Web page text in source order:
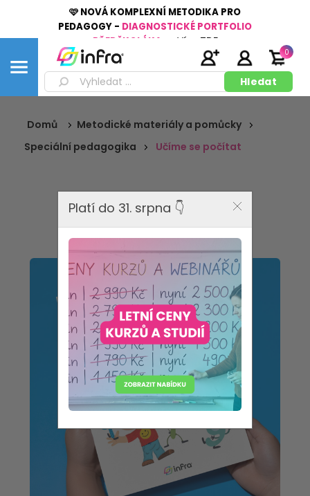
🩷 NOVÁ KOMPLEXNÍ METODIKA PRO
PEDAGOGY - DIAGNOSTICKÉ PORTFOLIO
PŘEDŠKOLÁKA
Více ZDE
0
Domů
Metodické materiály a pomůcky
Speciální pedagogika
Učíme se počítat
Platí do 31. srpna 👇